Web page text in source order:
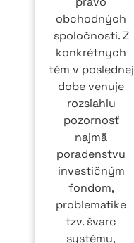
obchodných
spoločností. Z
konkrétnych
tém v poslednej
dobe venuje
rozsiahlu
pozornosť
najmä
poradenstvu
investičným
fondom,
problematike
tzv. švarc
systému,